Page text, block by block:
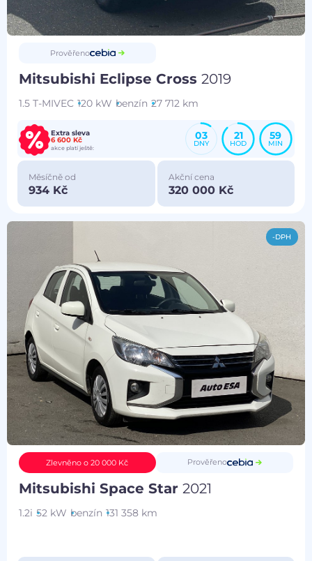
Prověřeno
Mitsubishi Eclipse Cross2019
1.5 T-MIVEC 120 kW benzín 27 712 km
Extra sleva
6 600 Kč
akce platí ještě:
03
DNY
21
HOD
59
MIN
Měsíčně od
934 Kč
Akční cena
320 000 Kč
-DPH
Zlevněno o 20 000 Kč Prověřeno
Mitsubishi Space Star2021
1.2i 52 kW benzín 131 358 km